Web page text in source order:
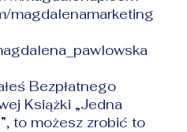
magdalenamarketing
Bezpłatnego
Książki „Jedna
to możesz zrobić to